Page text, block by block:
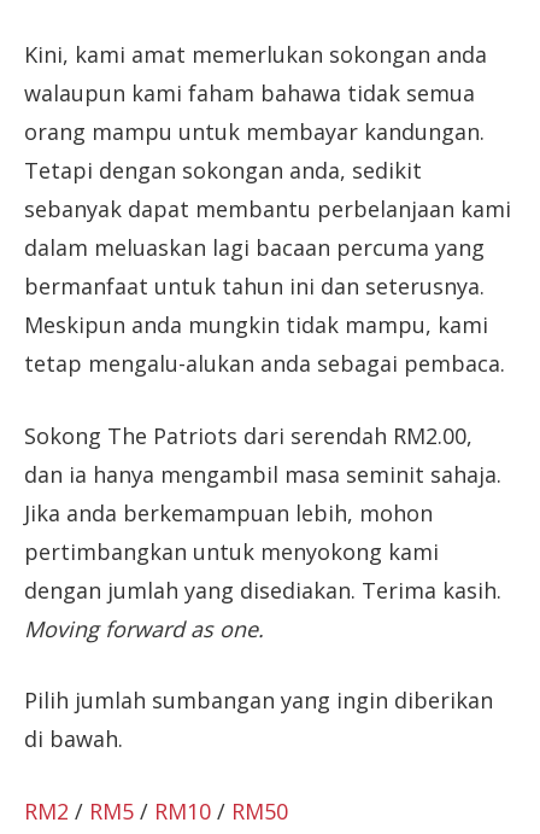
Kini, kami amat memerlukan sokongan anda
walaupun kami faham bahawa tidak semua
orang mampu untuk membayar kandungan.
Tetapi dengan sokongan anda, sedikit
sebanyak dapat membantu perbelanjaan kami
dalam meluaskan lagi bacaan percuma yang
bermanfaat untuk tahun ini dan seterusnya.
Meskipun anda mungkin tidak mampu, kami
tetap mengalu-alukan anda sebagai pembaca.
Sokong The Patriots dari serendah RM2.00,
dan ia hanya mengambil masa seminit sahaja.
Jika anda berkemampuan lebih, mohon
pertimbangkan untuk menyokong kami
dengan jumlah yang disediakan. Terima kasih.
Moving forward as one.
Pilih jumlah sumbangan yang ingin diberikan
di bawah.
RM2 / RM5 / RM10 / RM50